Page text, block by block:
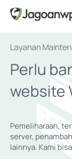
Layanan
Perlu
website
Pemeliharaan,
server,
lainnya. Kami